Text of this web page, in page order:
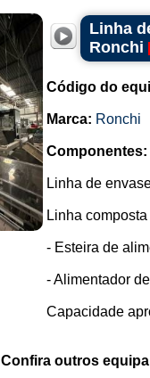
Linha
Ronchi
Código do
Marca: Ronchi
Componentes:
Linha de
Linha
- Esteira de
- Alimentador
Capacidade
Confira outros